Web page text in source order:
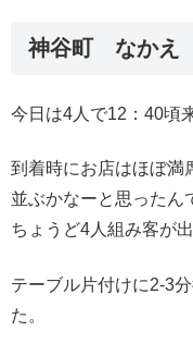
神谷町 なかえ
今日は4人で12：40頃
到着時にお店はほぼ満
並ぶかなーと思ったん
ちょうど4人組み客が
テーブル片付けに2-3
た。